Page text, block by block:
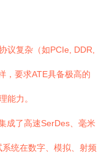
议复杂（如PCIe, DDR,
，要求ATE具备极高的
能力。
成了高速SerDes、毫米
统在数字、模拟、射频